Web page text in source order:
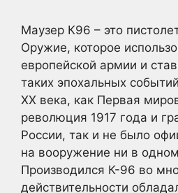
Маузер К96 – это
Оружие, которое
европейской армии и
таких эпохальных
XX века, как Первая
революция 1917 года и
России, так и не было
на вооружение ни в
Производился К-96 во
действительности